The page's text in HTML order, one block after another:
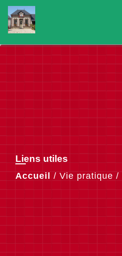
Liens utiles
Accueil / Vie pratique /